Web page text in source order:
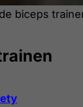
biceps